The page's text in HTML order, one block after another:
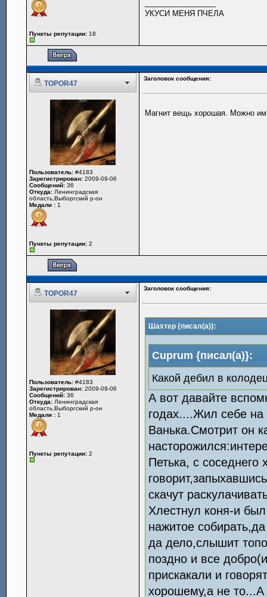
Пункты репутации: 18
УКУСИ МЕНЯ ПЧЕЛА
TOPOR47
Заголовок сообщения:
Пользователь: #4183
Зарегистрирован: 2009-09-06
Сообщений: 36
Откуда: Ленинградская
область,Выборгский р-он
Медали : 1
Пункты репутации: 2
Магнит вещь хорошая. Можно
TOPOR47
Заголовок сообщения:
Пользователь: #4183
Зарегистрирован: 2009-09-06
Сообщений: 36
Откуда: Ленинградская
область,Выборгский р-он
Медали : 1
Пункты репутации: 2
Шахтер {писал(а)}:
Cuprum {писал(а)}:
Какой дебил в
А вот давайте
годах....Жил себе на
Ванька.Смотрит он
Петька, с соседнего
скачут
Хлестнул коня-и
нажитое
да дело,слышит
поздно и все
прискакали и
хорошему,а не то...А